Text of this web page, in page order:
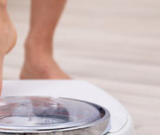
Meilleure Vente